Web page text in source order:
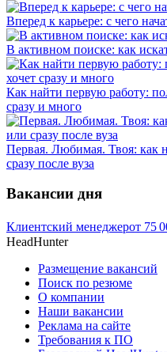
Вперед к карьере: с чего
В активном поиске: как
Как найти первую работу:
сразу и много
Первая. Любимая. Твоя: как
сразу после вуза
Вакансии дня
Клиентский менеджерот 75
HeadHunter
Размещение вакансий
Поиск по резюме
О компании
Наши вакансии
Реклама на сайте
Требования к ПО